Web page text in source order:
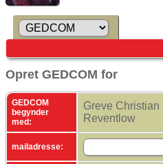
Opret GEDCOM for
GEDCOM
begynder
med:
Greve Christian
Reventlow
mailadresse: